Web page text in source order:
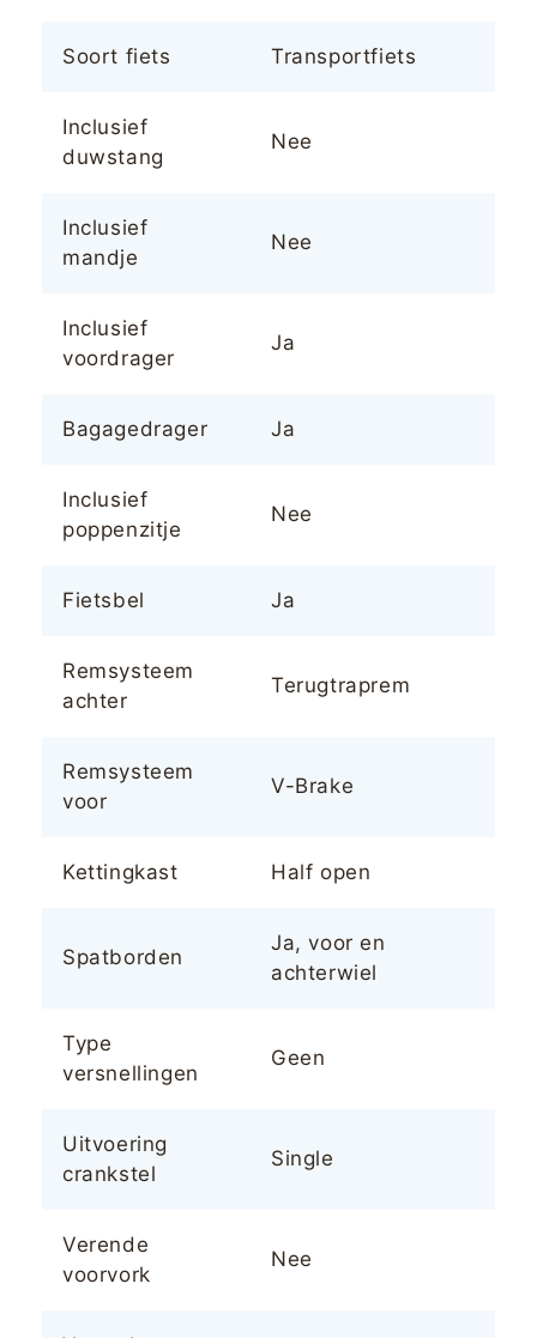
Soort fiets Transportfiets
Inclusief
duwstang
Nee
Inclusief
mandje
Nee
Inclusief
voordrager
Ja
Bagagedrager Ja
Inclusief
poppenzitje
Nee
Fietsbel Ja
Remsysteem
achter
Terugtraprem
Remsysteem
voor
V-Brake
Kettingkast Half open
Spatborden
Ja, voor en
achterwiel
Type
versnellingen
Geen
Uitvoering
crankstel
Single
Verende
voorvork
Nee